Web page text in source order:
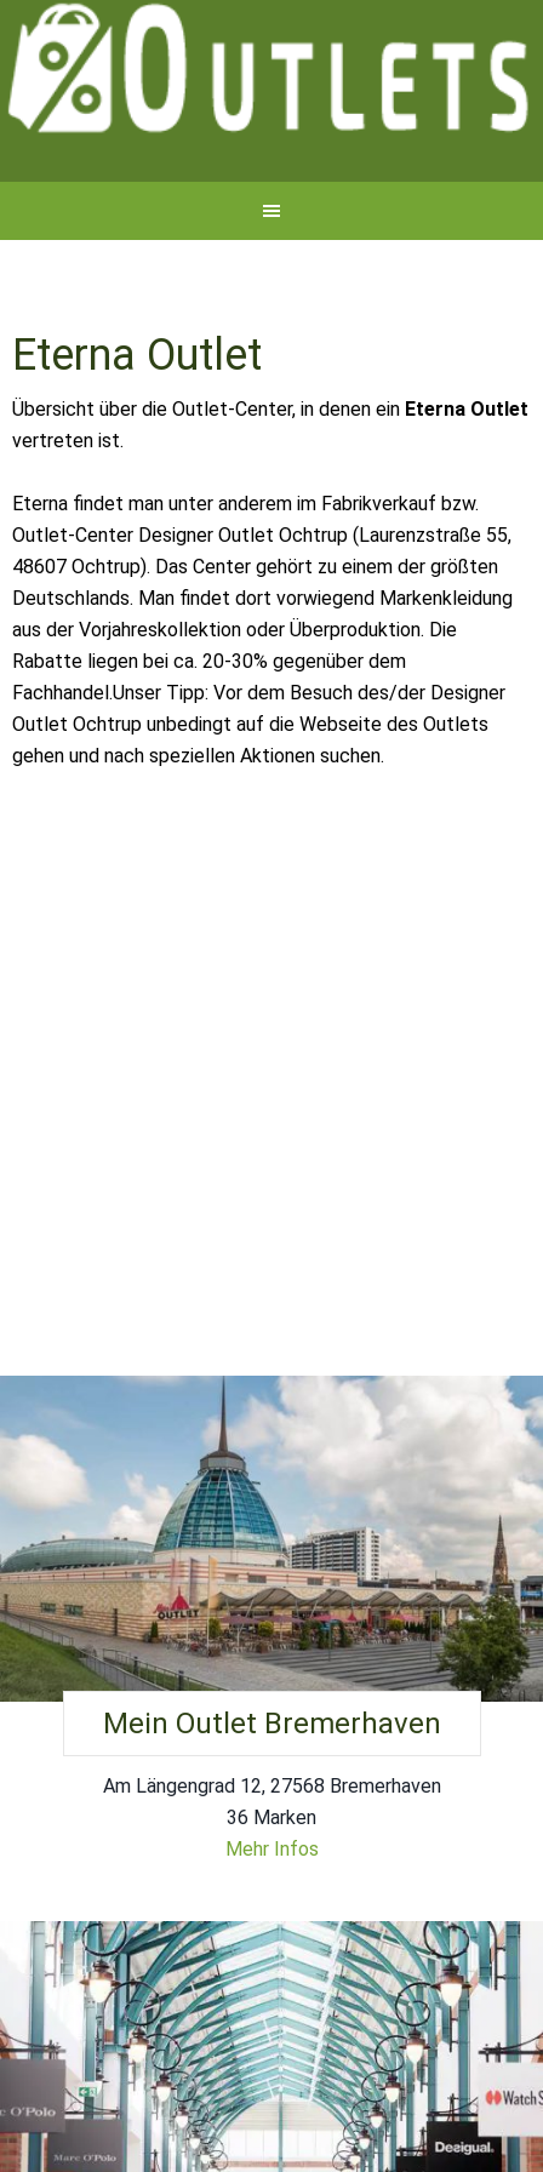
Eterna Outlet
Übersicht über die Outlet-Center, in denen ein Eterna Outlet
vertreten ist.
Eterna findet man unter anderem im Fabrikverkauf bzw.
Outlet-Center Designer Outlet Ochtrup (Laurenzstraße 55,
48607 Ochtrup). Das Center gehört zu einem der größten
Deutschlands. Man findet dort vorwiegend Markenkleidung
aus der Vorjahreskollektion oder Überproduktion. Die
Rabatte liegen bei ca. 20-30% gegenüber dem
Fachhandel.Unser Tipp: Vor dem Besuch des/der Designer
Outlet Ochtrup unbedingt auf die Webseite des Outlets
gehen und nach speziellen Aktionen suchen.
Mein Outlet Bremerhaven
Am Längengrad 12, 27568 Bremerhaven
36 Marken
Mehr Infos